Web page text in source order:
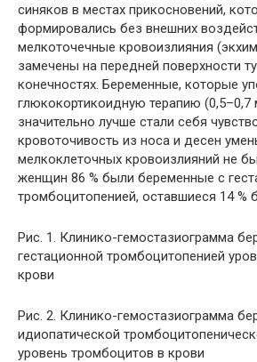
синяков в местах прикосновений,
формировались без внешних
мелкоточечные кровоизлияния
замечены на передней поверхности
конечностях. Беременные, которые
глюкокортикоидную терапию
значительно лучше стали себя
кровоточивость из носа и десен
мелкоклеточных кровоизлияний не
женщин 86 % были беременные с
тромбоцитопенией, оставшиеся 14
Рис. 1. Клинико-гемостазиограмма
гестационной тромбоцитопенией
крови
Рис. 2. Клинико-гемостазиограмма
идиопатической
уровень тромбоцитов в крови